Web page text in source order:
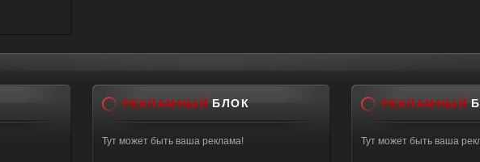
РЕКЛАМНЫЙ БЛОК
Тут может быть ваша реклама!
РЕКЛАМНЫЙ
Тут может быть ваша